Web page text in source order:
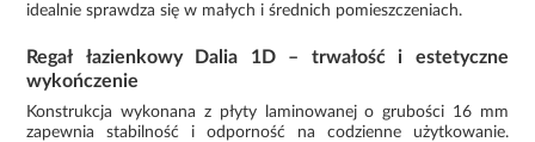
idealnie sprawdza się w małych i średnich pomieszczeniach.
Regał łazienkowy Dalia 1D – trwałość i estetyczne
wykończenie
Konstrukcja wykonana z płyty laminowanej o grubości 16 mm
zapewnia stabilność i odporność na codzienne użytkowanie.